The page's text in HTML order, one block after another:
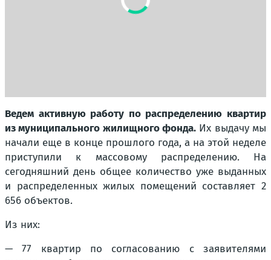
Ведем активную работу по распределению квартир
из муниципального жилищного фонда. Их выдачу мы
начали еще в конце прошлого года, а на этой неделе
приступили к массовому распределению. На
сегодняшний день общее количество уже выданных
и распределенных жилых помещений составляет 2
656 объектов.
Из них:
— 77 квартир по согласованию с заявителями